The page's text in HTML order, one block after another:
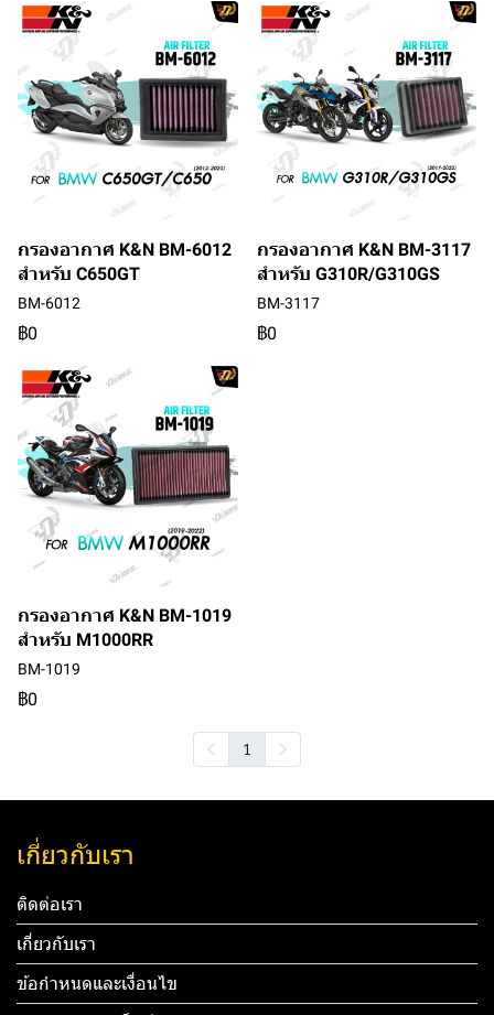
กรองอากาศ K&N BM-6012
สำหรับ C650GT
BM-6012
฿0
กรองอากาศ K&N BM-3117
สำหรับ G310R/G310GS
BM-3117
฿0
กรองอากาศ K&N BM-1019
สำหรับ M1000RR
BM-1019
฿0
1
เกี่ยวกับเรา
ติดต่อเรา
เกี่ยวกับเรา
ข้อกำหนดและเงื่อนไข